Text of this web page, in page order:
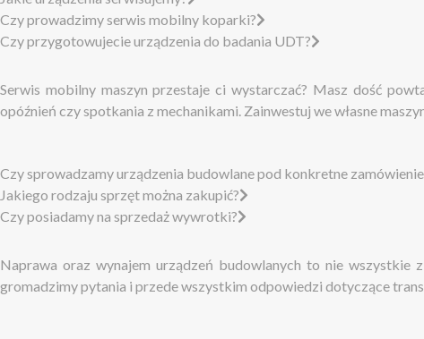
Czy prowadzimy serwis mobilny koparki?
Czy przygotowujecie urządzenia do badania UDT?
Serwis mobilny maszyn przestaje ci wystarczać? Masz dość
opóźnień czy spotkania z mechanikami. Zainwestuj we własne
Czy sprowadzamy urządzenia budowlane pod konkretne
Jakiego rodzaju sprzęt można zakupić?
Czy posiadamy na sprzedaż wywrotki?
Naprawa oraz wynajem urządzeń budowlanych to nie wszystkie
gromadzimy pytania i przede wszystkim odpowiedzi dotyczące